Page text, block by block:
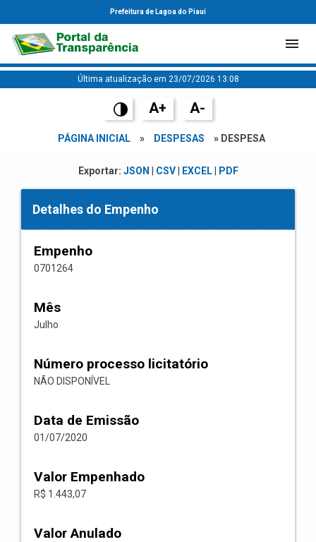
Prefeitura de Lagoa do Piauí
Última atualização em 23/07/2026 13:08
A+ A-
PÁGINA INICIAL » DESPESAS » DESPESA
Exportar: JSON CSV| EXCEL| PDF
Detalhes do Empenho
Empenho
0701264
Mês
Julho
Número processo licitatório
NÃO DISPONÍVEL
Data de Emissão
01/07/2020
Valor Empenhado
R$ 1.443,07
Valor Anulado